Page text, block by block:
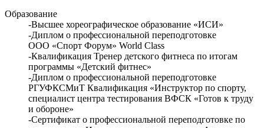
Образование
-Высшее хореографическое образование «ИСИ»
-Диплом о профессиональной переподготовке
ООО «Спорт Форум» World Class
-Квалификация Тренер детского фитнеса по итогам
программы «Детский фитнес»
-Диплом о профессиональной переподготовке
РГУФКСМиТ Квалификация «Инструктор по спорту,
специалист центра тестирования ВФСК «Готов к труду
и обороне»
-Сертификат о профессиональной переподготовке по